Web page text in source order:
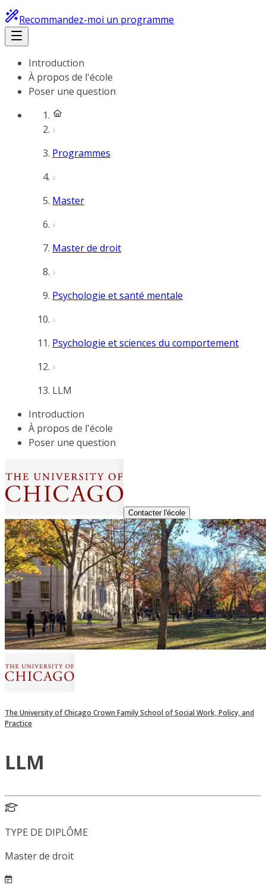
Recommandez-moi un programme
Introduction
À propos de l'école
Poser une question
Programmes
Master
Master de droit
Psychologie et santé mentale
Psychologie et sciences du comportement
LLM
Introduction
À propos de l'école
Poser une question
Contacter l'école
The University of Chicago Crown Family School of Social Work, Policy, and
Practice
LLM
TYPE DE DIPLÔME
Master de droit